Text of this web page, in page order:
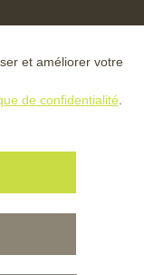
et améliorer votre
de confidentialité